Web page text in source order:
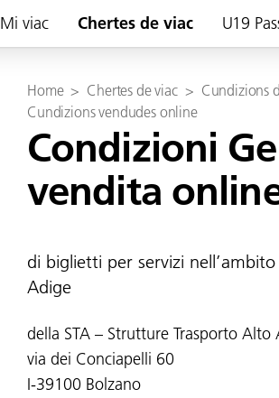
Mi viac Chertes de viac U19
Home > Chertes de viac > Cundizions
Cundizions vendudes online
Condizioni
vendita
di biglietti per servizi
Adige
della STA – Strutture Trasporto Alto
via dei Conciapelli 60
I-39100 Bolzano